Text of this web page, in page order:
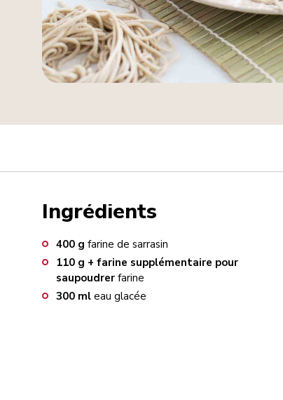
Ingrédients
400 g farine de sarrasin
110 g + farine supplémentaire pour
saupoudrer farine
300 ml eau glacée